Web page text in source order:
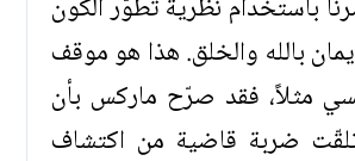
باستخدام نظرية تطوّر الكون
بالله والخلق. هذا هو موقف
مثلاً، فقد صرّح ماركس بأن
ضربة قاضية من اكتشاف